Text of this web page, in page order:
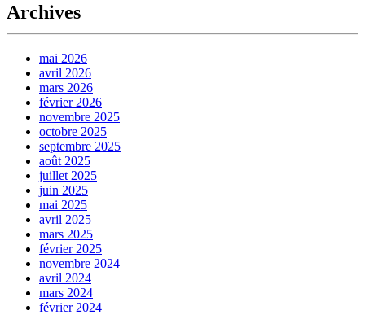
Archives
mai 2026
avril 2026
mars 2026
février 2026
novembre 2025
octobre 2025
septembre 2025
août 2025
juillet 2025
juin 2025
mai 2025
avril 2025
mars 2025
février 2025
novembre 2024
avril 2024
mars 2024
février 2024